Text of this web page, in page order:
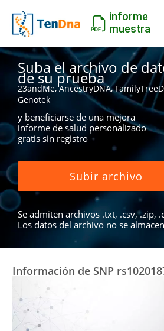
informe
muestra
Suba el archivo de
de su prueba
23andMe, AncestryDNA,
Genotek
y beneficiarse de una mejora
informe de salud personalizado
gratis sin registro
Subir archivo
Se admiten archivos .txt, .csv, .zip,
Los datos del archivo no se
Información de SNP